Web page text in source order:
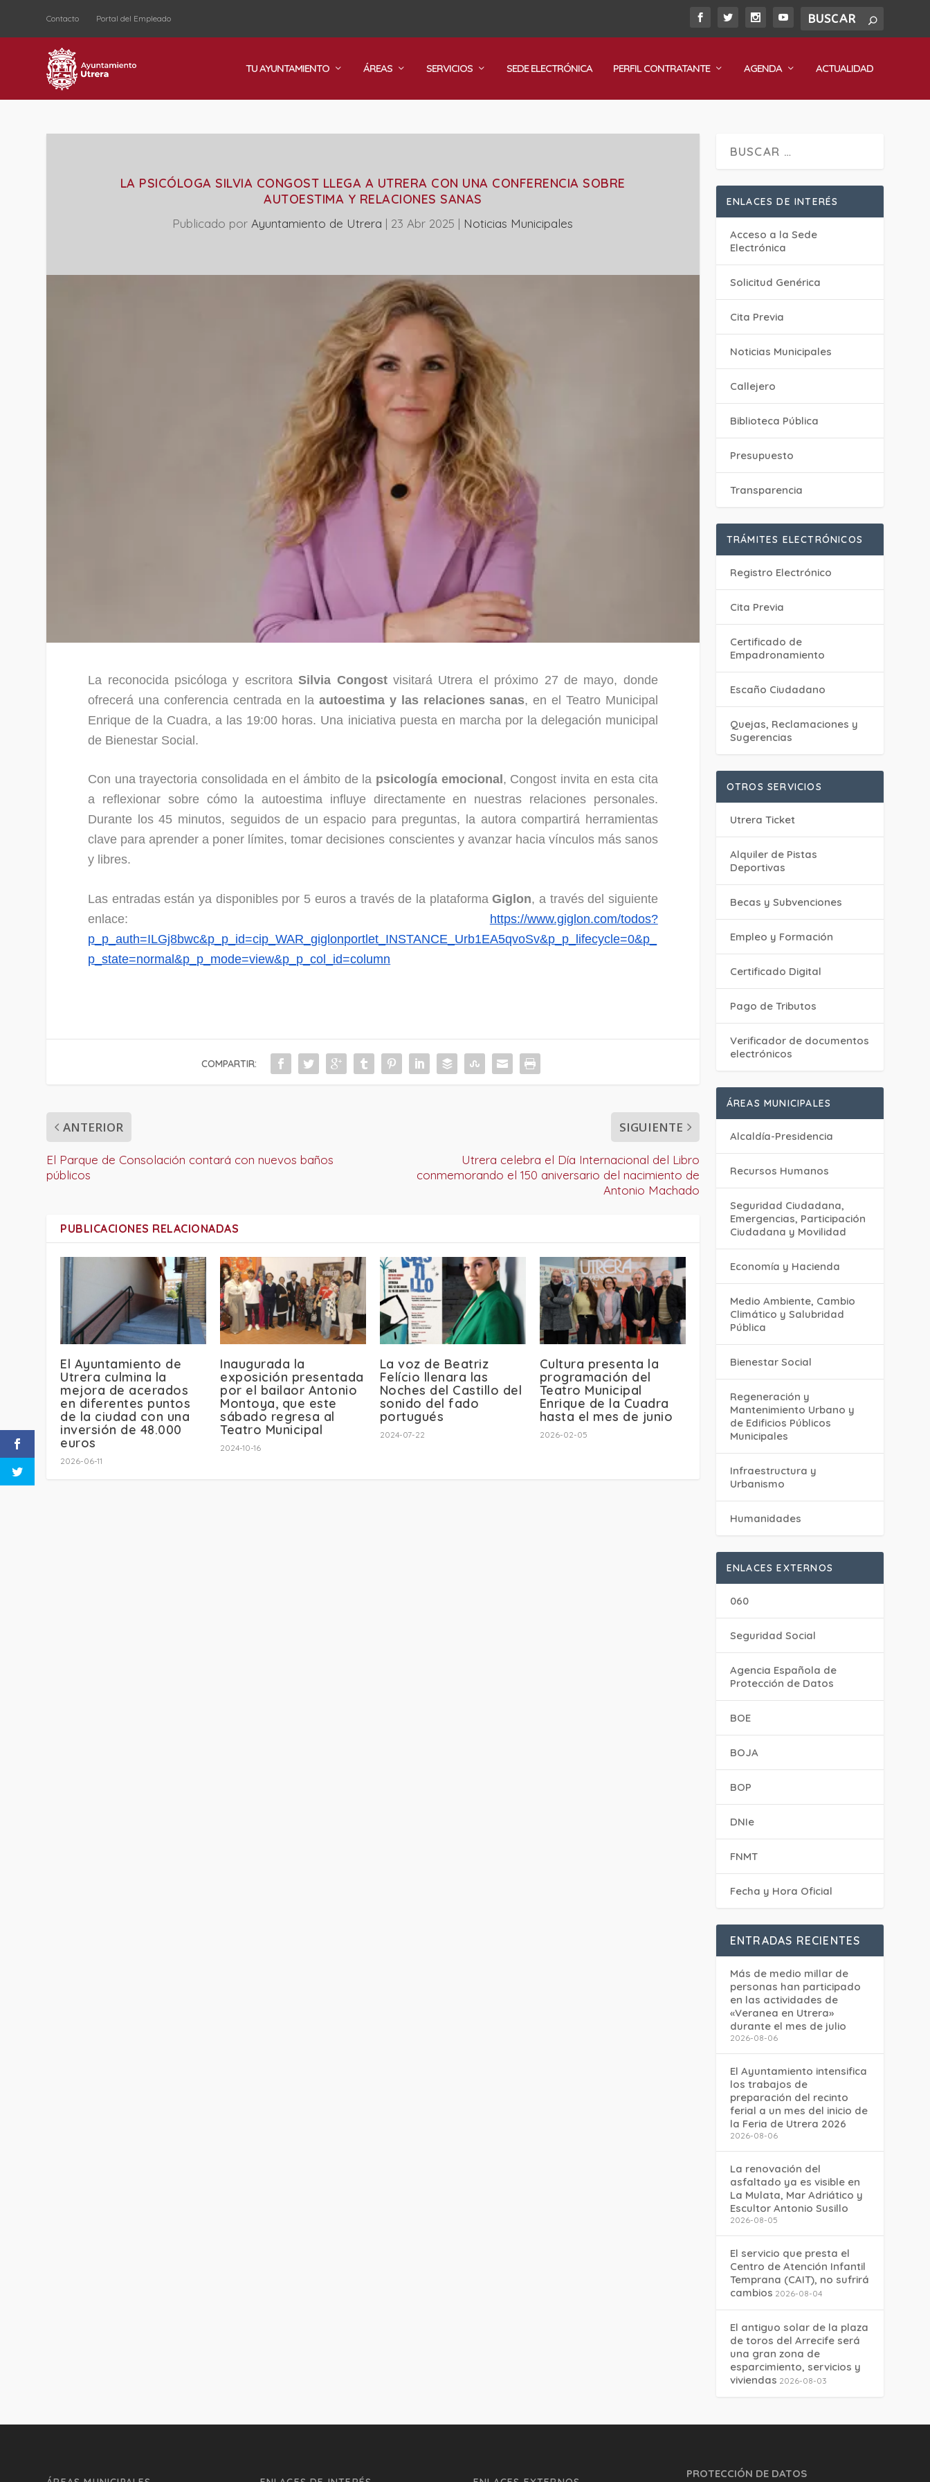
Contacto Portal del Empleado
TU AYUNTAMIENTO ÁREAS SERVICIOS SEDE ELECTRÓNICA PERFIL CONTRATANTE AGENDA ACTUALIDAD
LA PSICÓLOGA SILVIA CONGOST LLEGA A UTRERA CON UNA CONFERENCIA SOBRE
AUTOESTIMA Y RELACIONES SANAS
Publicado porAyuntamiento de Utrera | 23 Abr 2025 | ‎Noticias Municipales
La reconocida psicóloga y escritoraSilvia Congostvisitará Utrera el próximo 27 de mayo, donde
ofrecerá una conferencia centrada en laautoestima y las relaciones sanas, en el Teatro Municipal
Enrique de la Cuadra, a las 19:00 horas. Una iniciativa puesta en marcha por la delegación municipal
de Bienestar Social.
Con una trayectoria consolidada en el ámbito de la psicología emocional , Congost invita en esta cita
a reflexionar sobre cómo la autoestima influye directamente en nuestras relaciones personales.
Durante los 45 minutos, seguidos de un espacio para preguntas, la autora compartirá herramientas
clave para aprender a poner límites, tomar decisiones conscientes y avanzar hacia vínculos más sanos
y libres.
Las entradas están ya disponibles por 5 euros a través de la plataformaGiglon, a través del siguiente
enlace: https://www.giglon.com/todos?
p_p_auth=ILGj8bwc&p_p_id=cip_WAR_giglonportlet_INSTANCE_Urb1EA5qvoSv&p_p_lifecycle=0&p_
p_state=normal&p_p_mode=view&p_p_col_id=column
COMPARTIR:
ANTERIOR
El Parque de Consolación contará con nuevos baños
públicos
SIGUIENTE
Utrera celebra el Día Internacional del Libro
conmemorando el 150 aniversario del nacimiento de
Antonio Machado
PUBLICACIONES RELACIONADAS
El Ayuntamiento de
Utrera culmina la
mejora de acerados
en diferentes puntos
de la ciudad con una
inversión de 48.000
euros
2026-06-11
Inaugurada la
exposición presentada
por el bailaor Antonio
Montoya, que este
sábado regresa al
Teatro Municipal
2024-10-16
La voz de Beatriz
Felício llenara las
Noches del Castillo del
sonido del fado
portugués
2024-07-22
Cultura presenta la
programación del
Teatro Municipal
Enrique de la Cuadra
hasta el mes de junio
2026-02-05
ENLACES DE INTERÉS
Acceso a la Sede
Electrónica
Solicitud Genérica
Cita Previa
‎Noticias Municipales
Callejero
Biblioteca Pública
Presupuesto
Transparencia
TRÁMITES ELECTRÓNICOS
Registro Electrónico
Cita Previa
Certificado de
Empadronamiento
Escaño Ciudadano
Quejas, Reclamaciones y
Sugerencias
OTROS SERVICIOS
Utrera Ticket
Alquiler de Pistas
Deportivas
Becas y Subvenciones
Empleo y Formación
Certificado Digital
Pago de Tributos
Verificador de documentos
electrónicos
ÁREAS MUNICIPALES
Alcaldía-Presidencia
Recursos Humanos
Seguridad Ciudadana,
Emergencias, Participación
Ciudadana y Movilidad
Economía y Hacienda
Medio Ambiente, Cambio
Climático y Salubridad
Pública
Bienestar Social
Regeneración y
Mantenimiento Urbano y
de Edificios Públicos
Municipales
Infraestructura y
Urbanismo
Humanidades
ENLACES EXTERNOS
060
Seguridad Social
Agencia Española de
Protección de Datos
BOE
BOJA
BOP
DNIe
FNMT
Fecha y Hora Oficial
ENTRADAS RECIENTES
Más de medio millar de
personas han participado
en las actividades de
«Veranea en Utrera»
durante el mes de julio
2026-08-06
El Ayuntamiento intensifica
los trabajos de
preparación del recinto
ferial a un mes del inicio de
la Feria de Utrera 2026
2026-08-06
La renovación del
asfaltado ya es visible en
La Mulata, Mar Adriático y
Escultor Antonio Susillo
2026-08-05
El servicio que presta el
Centro de Atención Infantil
Temprana (CAIT), no sufrirá
cambios 2026-08-04
El antiguo solar de la plaza
de toros del Arrecife será
una gran zona de
esparcimiento, servicios y
viviendas 2026-08-03
PROTECCIÓN DE DATOS